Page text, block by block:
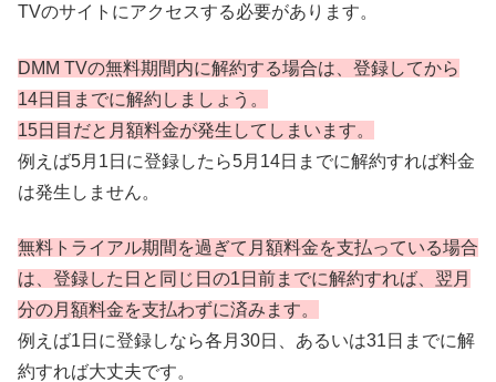
TVのサイトにアクセスする必要があります。
DMM TVの無料期間内に解約する場合は、登録してから
14日目までに解約しましょう。
15日目だと月額料金が発生してしまいます。
例えば5月1日に登録したら5月14日までに解約すれば料金
は発生しません。
無料トライアル期間を過ぎて月額料金を支払っている場合
は、登録した日と同じ日の1日前までに解約すれば、翌月
分の月額料金を支払わずに済みます。
例えば1日に登録しなら各月30日、あるいは31日までに解
約すれば大丈夫です。